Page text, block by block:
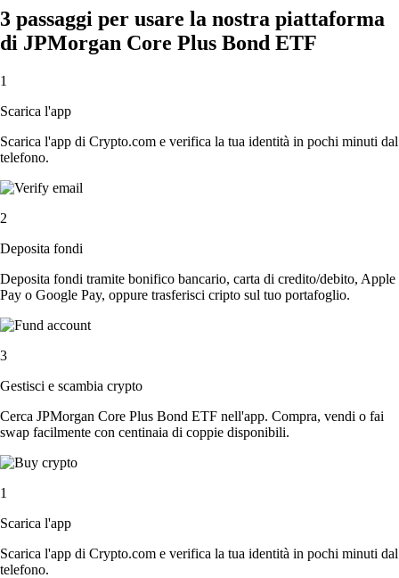
3 passaggi per usare la nostra piattaforma
di JPMorgan Core Plus Bond ETF
1
Scarica l'app
Scarica l'app di Crypto.com e verifica la tua identità in pochi minuti dal
telefono.
2
Deposita fondi
Deposita fondi tramite bonifico bancario, carta di credito/debito, Apple
Pay o Google Pay, oppure trasferisci cripto sul tuo portafoglio.
3
Gestisci e scambia crypto
Cerca JPMorgan Core Plus Bond ETF nell'app. Compra, vendi o fai
swap facilmente con centinaia di coppie disponibili.
1
Scarica l'app
Scarica l'app di Crypto.com e verifica la tua identità in pochi minuti dal
telefono.